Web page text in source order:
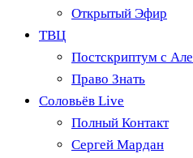
Открытый Эфир
ТВЦ
Постскриптум с
Право Знать
Соловьёв Live
Полный Контакт
Сергей Мардан